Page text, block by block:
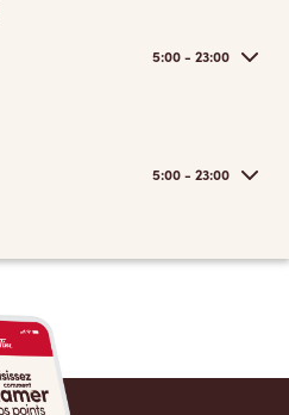
5:00 - 23:00
5:00 - 23:00